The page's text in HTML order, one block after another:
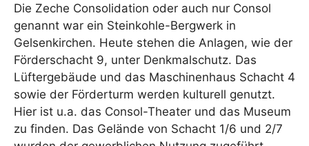
Die Zeche Consolidation oder auch nur Consol
genannt war ein Steinkohle-Bergwerk in
Gelsenkirchen. Heute stehen die Anlagen, wie der
Förderschacht 9, unter Denkmalschutz. Das
Lüftergebäude und das Maschinenhaus Schacht 4
sowie der Förderturm werden kulturell genutzt.
Hier ist u.a. das Consol-Theater und das Museum
zu finden. Das Gelände von Schacht 1/6 und 2/7